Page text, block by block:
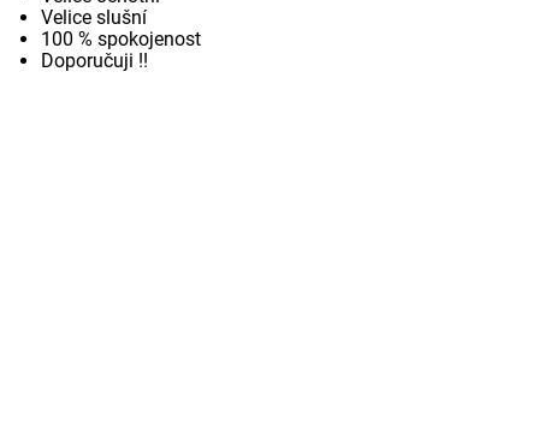
Velice slušní
100 % spokojenost
Doporučuji !!